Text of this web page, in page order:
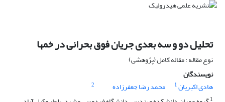
تحلیل دو و سه بعدی جریان‏ فوق بحرانی در خم‏ها
نوع مقاله : مقاله کامل (پژوهشی)
نویسندگان
هادی اکبریان1 محمد رضا جعفرزاده
2
1